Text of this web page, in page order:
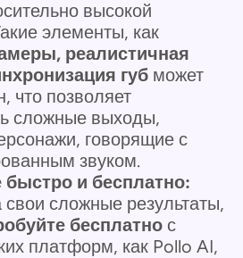
высокой
элементы, как
реалистичная
губ может
что позволяет
сложные выходы,
говорящие с
звуком.
быстро и бесплатно:
сложные результаты,
бесплатно с
платформ, как Pollo AI,